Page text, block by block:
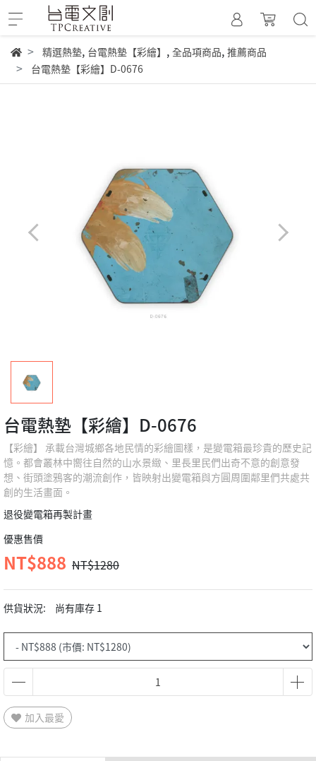
精選熱墊, 台電熱墊【彩繪】 , 全品項商品, 推薦商品
台電熱墊【彩繪】D-0676
台電熱墊【彩繪】D-0676
【彩繪】 承載台灣城鄉各地民情的彩繪圖樣，是變電箱最珍貴的歷史記
憶。都會叢林中嚮往自然的山水景緻、里長里民們出奇不意的創意發
想、街頭塗鴉客的潮流創作，皆映射出變電箱與方圓周圍鄰里們共處共
創的生活畫面。
退役變電箱再製計畫
優惠售價
NT$888 NT$1280
供貨狀況: 尚有庫存 1
加入最愛